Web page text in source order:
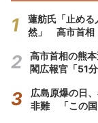
蓮舫氏「止める
然」 高市首相
高市首相の熊
閣広報官「51
広島原爆の日
非難 「この国